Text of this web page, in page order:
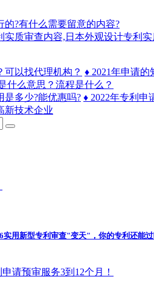
的?有什么需要留意的内容?
实质审查内容,日本外观设计专利
可以找代理机构？ ♦ 2021年申请
什么意思？流程是什么？
是多少?能优惠吗? ♦ 2022年专利申
新技术企业
用新型专利审查"变天"，你的专利还能过